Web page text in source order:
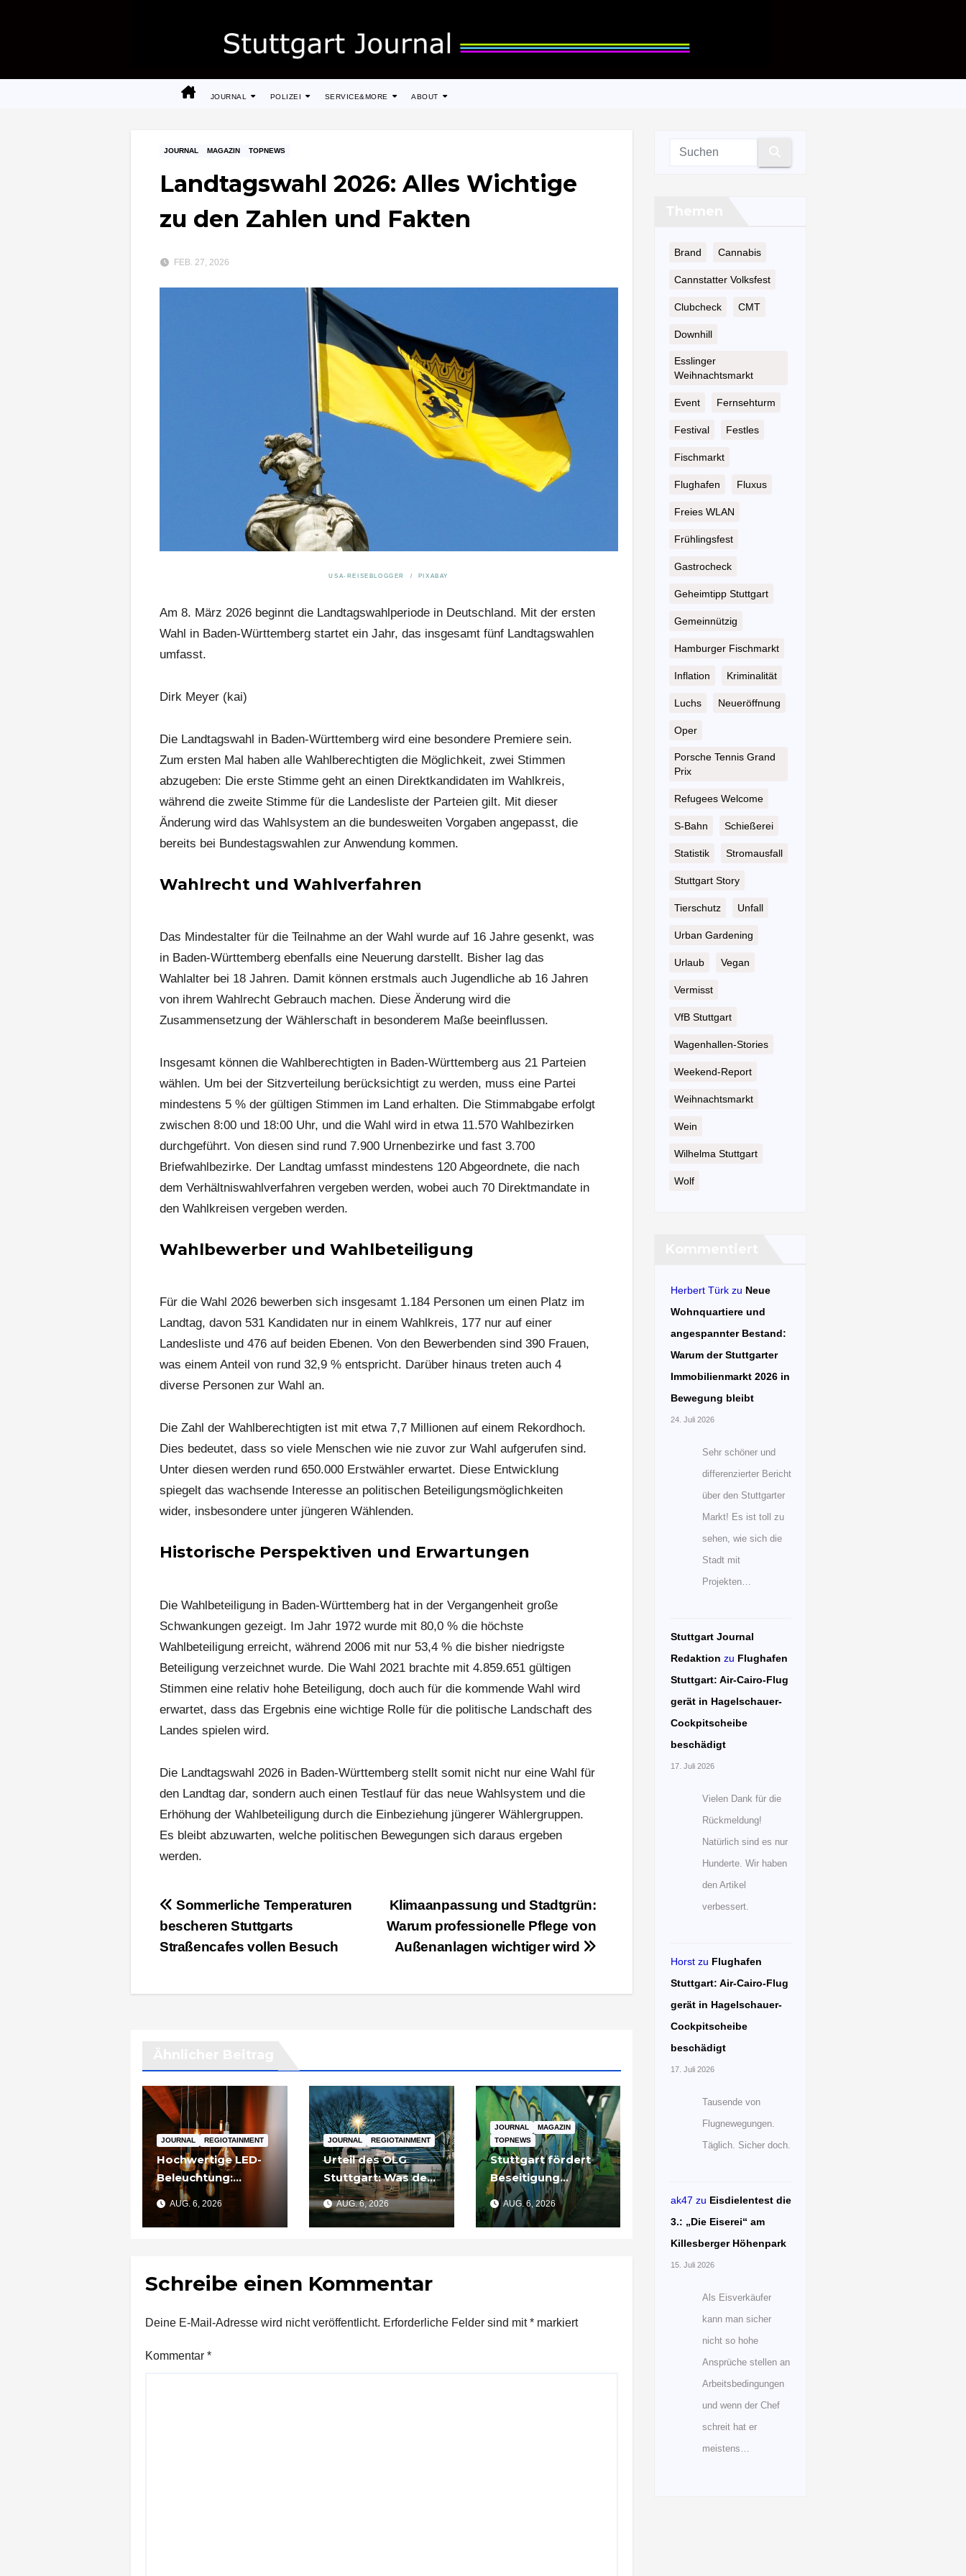
JOURNAL POLIZEI SERVICE&MORE ABOUT
JOURNAL MAGAZIN TOPNEWS
Landtagswahl 2026: Alles Wichtige
zu den Zahlen und Fakten
FEB. 27, 2026
USA-REISEBLOGGER / PIXABAY
Am 8. März 2026 beginnt die Landtagswahlperiode in Deutschland. Mit der ersten
Wahl in Baden-Württemberg startet ein Jahr, das insgesamt fünf Landtagswahlen
umfasst.
Dirk Meyer (kai)
Die Landtagswahl in Baden-Württemberg wird eine besondere Premiere sein.
Zum ersten Mal haben alle Wahlberechtigten die Möglichkeit, zwei Stimmen
abzugeben: Die erste Stimme geht an einen Direktkandidaten im Wahlkreis,
während die zweite Stimme für die Landesliste der Parteien gilt. Mit dieser
Änderung wird das Wahlsystem an die bundesweiten Vorgaben angepasst, die
bereits bei Bundestagswahlen zur Anwendung kommen.
Wahlrecht und Wahlverfahren
Das Mindestalter für die Teilnahme an der Wahl wurde auf 16 Jahre gesenkt, was
in Baden-Württemberg ebenfalls eine Neuerung darstellt. Bisher lag das
Wahlalter bei 18 Jahren. Damit können erstmals auch Jugendliche ab 16 Jahren
von ihrem Wahlrecht Gebrauch machen. Diese Änderung wird die
Zusammensetzung der Wählerschaft in besonderem Maße beeinflussen.
Insgesamt können die Wahlberechtigten in Baden-Württemberg aus 21 Parteien
wählen. Um bei der Sitzverteilung berücksichtigt zu werden, muss eine Partei
mindestens 5 % der gültigen Stimmen im Land erhalten. Die Stimmabgabe erfolgt
zwischen 8:00 und 18:00 Uhr, und die Wahl wird in etwa 11.570 Wahlbezirken
durchgeführt. Von diesen sind rund 7.900 Urnenbezirke und fast 3.700
Briefwahlbezirke. Der Landtag umfasst mindestens 120 Abgeordnete, die nach
dem Verhältniswahlverfahren vergeben werden, wobei auch 70 Direktmandate in
den Wahlkreisen vergeben werden.
Wahlbewerber und Wahlbeteiligung
Für die Wahl 2026 bewerben sich insgesamt 1.184 Personen um einen Platz im
Landtag, davon 531 Kandidaten nur in einem Wahlkreis, 177 nur auf einer
Landesliste und 476 auf beiden Ebenen. Von den Bewerbenden sind 390 Frauen,
was einem Anteil von rund 32,9 % entspricht. Darüber hinaus treten auch 4
diverse Personen zur Wahl an.
Die Zahl der Wahlberechtigten ist mit etwa 7,7 Millionen auf einem Rekordhoch.
Dies bedeutet, dass so viele Menschen wie nie zuvor zur Wahl aufgerufen sind.
Unter diesen werden rund 650.000 Erstwähler erwartet. Diese Entwicklung
spiegelt das wachsende Interesse an politischen Beteiligungsmöglichkeiten
wider, insbesondere unter jüngeren Wählenden.
Historische Perspektiven und Erwartungen
Die Wahlbeteiligung in Baden-Württemberg hat in der Vergangenheit große
Schwankungen gezeigt. Im Jahr 1972 wurde mit 80,0 % die höchste
Wahlbeteiligung erreicht, während 2006 mit nur 53,4 % die bisher niedrigste
Beteiligung verzeichnet wurde. Die Wahl 2021 brachte mit 4.859.651 gültigen
Stimmen eine relativ hohe Beteiligung, doch auch für die kommende Wahl wird
erwartet, dass das Ergebnis eine wichtige Rolle für die politische Landschaft des
Landes spielen wird.
Die Landtagswahl 2026 in Baden-Württemberg stellt somit nicht nur eine Wahl für
den Landtag dar, sondern auch einen Testlauf für das neue Wahlsystem und die
Erhöhung der Wahlbeteiligung durch die Einbeziehung jüngerer Wählergruppen.
Es bleibt abzuwarten, welche politischen Bewegungen sich daraus ergeben
werden.
Beitragsnavigation
Klimaanpassung und Stadtgrün:
Warum professionelle Pflege von
Außenanlagen wichtiger wird
Sommerliche Temperaturen
bescheren Stuttgarts
Straßencafes vollen Besuch
JOURNAL REGIOTAINMENT
Hochwertige LED-
Beleuchtung:
Warum sich
Qualität nach zwei
Jahren rechnet
AUG. 6, 2026
JOURNAL REGIOTAINMENT
Urteil des OLG
Stuttgart: Was der
Fall um die
Umgehung von
Russland-
bedeutet
AUG. 6, 2026
JOURNAL
MAGAZIN
TOPNEWS
Stuttgart fördert
Beseitigung
illegaler Graffiti an
privaten Gebäuden
– Zuschüsse bis
AUG. 6, 2026
Schreibe einen Kommentar
Deine E-Mail-Adresse wird nicht veröffentlicht. Erforderliche Felder sind mit* markiert
Kommentar *
Brand Cannabis
Cannstatter Volksfest
Clubcheck CMT
Downhill
Esslinger
Weihnachtsmarkt
Event Fernsehturm
Festival Festles
Fischmarkt
Flughafen Fluxus
Freies WLAN
Frühlingsfest
Gastrocheck
Geheimtipp Stuttgart
Gemeinnützig
Hamburger Fischmarkt
Inflation Kriminalität
Luchs Neueröffnung
Oper
Porsche Tennis Grand
Prix
Refugees Welcome
S-Bahn Schießerei
Statistik Stromausfall
Stuttgart Story
Tierschutz Unfall
Urban Gardening
Urlaub Vegan
Vermisst
VfB Stuttgart
Wagenhallen-Stories
Weekend-Report
Weihnachtsmarkt
Wein
Wilhelma Stuttgart
Wolf
Herbert Türkzu Neue
Wohnquartiere und
angespannter Bestand:
Warum der Stuttgarter
Immobilienmarkt 2026 in
Bewegung bleibt
24. Juli 2026
Sehr schöner und
differenzierter Bericht
über den Stuttgarter
Markt! Es ist toll zu
sehen, wie sich die
Stadt mit
Projekten…
Stuttgart Journal
Redaktion zu Flughafen
Stuttgart: Air-Cairo-Flug
gerät in Hagelschauer-
Cockpitscheibe
beschädigt
17. Juli 2026
Vielen Dank für die
Rückmeldung!
Natürlich sind es nur
Hunderte. Wir haben
den Artikel
verbessert.
Horstzu Flughafen
Stuttgart: Air-Cairo-Flug
gerät in Hagelschauer-
Cockpitscheibe
beschädigt
17. Juli 2026
Tausende von
Flugnewegungen.
Täglich. Sicher doch.
ak47 zu Eisdielentest die
3.: „Die Eiserei“ am
Killesberger Höhenpark
15. Juli 2026
Als Eisverkäufer
kann man sicher
nicht so hohe
Ansprüche stellen an
Arbeitsbedingungen
und wenn der Chef
schreit hat er
meistens…